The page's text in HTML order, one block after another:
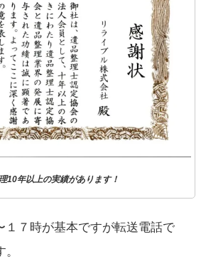
10年以上の実績があります！
１７時が基本ですが転送電話で